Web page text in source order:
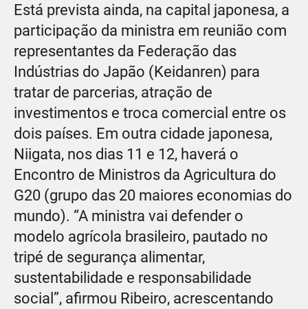
Está prevista ainda, na capital japonesa, a
participação da ministra em reunião com
representantes da Federação das
Indústrias do Japão (Keidanren) para
tratar de parcerias, atração de
investimentos e troca comercial entre os
dois países. Em outra cidade japonesa,
Niigata, nos dias 11 e 12, haverá o
Encontro de Ministros da Agricultura do
G20 (grupo das 20 maiores economias do
mundo). “A ministra vai defender o
modelo agrícola brasileiro, pautado no
tripé de segurança alimentar,
sustentabilidade e responsabilidade
social”, afirmou Ribeiro, acrescentando